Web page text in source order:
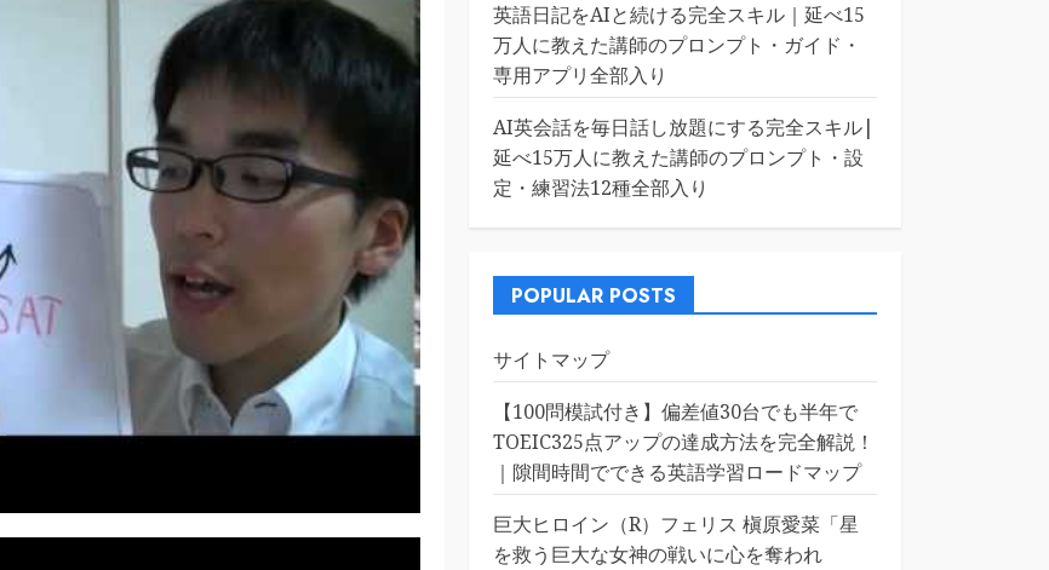
英語日記をAIと続ける完全スキル｜延べ15
万人に教えた講師のプロンプト・ガイド・
専用アプリ全部入り
AI英会話を毎日話し放題にする完全スキル|
延べ15万人に教えた講師のプロンプト・設
定・練習法12種全部入り
POPULAR POSTS
サイトマップ
【100問模試付き】偏差値30台でも半年で
TOEIC325点アップの達成方法を完全解説！
｜隙間時間でできる英語学習ロードマップ
巨大ヒロイン（R）フェリス 槇原愛菜「星
を救う巨大な女神の戦いに心を奪われ